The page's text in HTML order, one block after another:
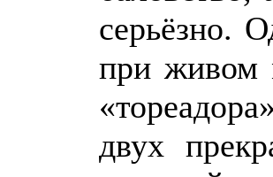
серьёзно.
при живом
двух